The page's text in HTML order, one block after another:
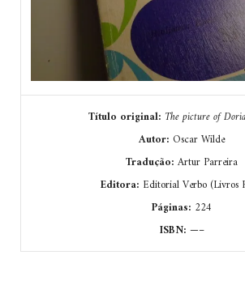
Título original: The picture of
Autor: Oscar Wilde
Tradução: Artur Parreira
Editora: Editorial Verbo (Livros
Páginas: 224
ISBN: —–